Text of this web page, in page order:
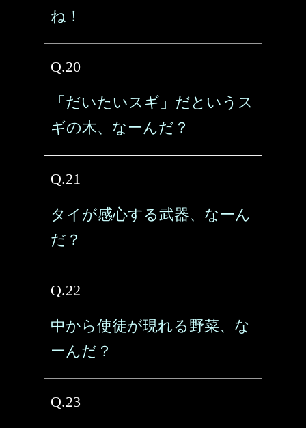
ね！
Q.20
「だいたいスギ」だというス
ギの木、なーんだ？
Q.21
タイが感心する武器、なーん
だ？
Q.22
中から使徒が現れる野菜、な
ーんだ？
Q.23